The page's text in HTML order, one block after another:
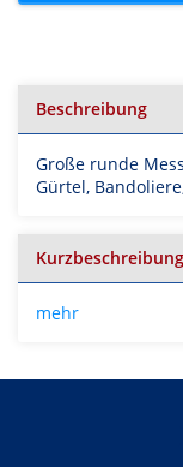
Beschreibung
Große runde
Gürtel,
Kurzbeschreibung
mehr